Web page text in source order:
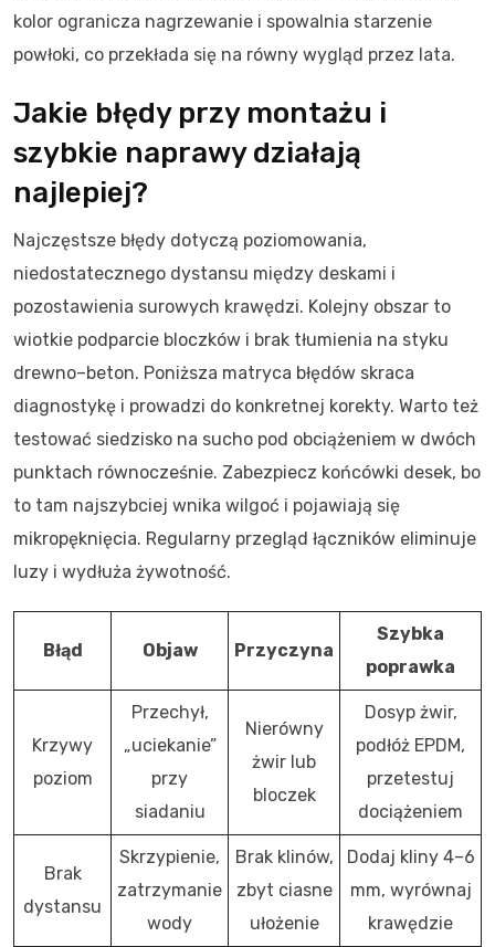
kolor ogranicza nagrzewanie i spowalnia starzenie
powłoki, co przekłada się na równy wygląd przez lata.
Jakie błędy przy montażu i
szybkie naprawy działają
najlepiej?
Najczęstsze błędy dotyczą poziomowania,
niedostatecznego dystansu między deskami i
pozostawienia surowych krawędzi. Kolejny obszar to
wiotkie podparcie bloczków i brak tłumienia na styku
drewno–beton. Poniższa matryca błędów skraca
diagnostykę i prowadzi do konkretnej korekty. Warto też
testować siedzisko na sucho pod obciążeniem w dwóch
punktach równocześnie. Zabezpiecz końcówki desek, bo
to tam najszybciej wnika wilgoć i pojawiają się
mikropęknięcia. Regularny przegląd łączników eliminuje
luzy i wydłuża żywotność.
Błąd Objaw Przyczyna
Szybka
poprawka
Krzywy
poziom
Przechył,
„uciekanie”
przy
siadaniu
Nierówny
żwir lub
bloczek
Dosyp żwir,
podłóż EPDM,
przetestuj
dociążeniem
Brak
dystansu
Skrzypienie,
zatrzymanie
wody
Brak klinów,
zbyt ciasne
ułożenie
Dodaj kliny 4–6
mm, wyrównaj
krawędzie